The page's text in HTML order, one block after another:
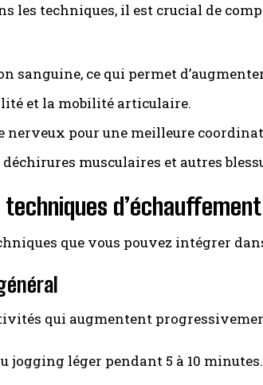
les techniques, il est crucial de
sanguine, ce qui permet
et la mobilité articulaire.
nerveux pour une meilleure
musculaires et autres
d’échauffement
que vous pouvez intégrer
qui augmentent
jogging léger pendant 5 à 10 minutes.